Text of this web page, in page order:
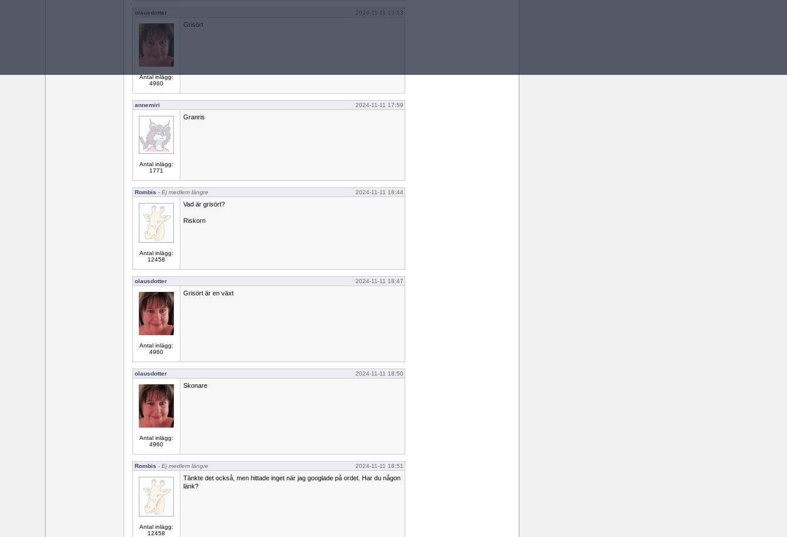
olausdotter 2024-11-11 13:53
Antal inlägg:
4960
Grisört
annemiri 2024-11-11 17:59
Antal inlägg:
1771
Granris
Rombis - Ej medlem längre 2024-11-11 18:44
Antal inlägg:
12458
Vad är grisört?
Riskorn
olausdotter 2024-11-11 18:47
Antal inlägg:
4960
Grisört är en växt
olausdotter 2024-11-11 18:50
Antal inlägg:
4960
Skonare
Rombis - Ej medlem längre 2024-11-11 18:51
Antal inlägg:
12458
Tänkte det också, men hittade inget när jag googlade på ordet. Har du någon
länk?